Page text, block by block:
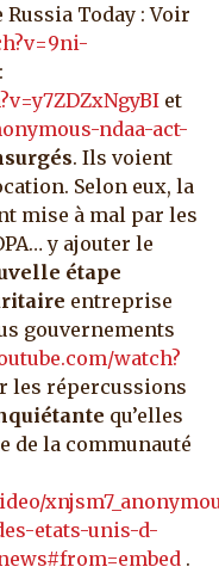
Russia Today : Voir
et
ndaa-act-
. Ils voient
Selon eux, la
mise à mal par les
y ajouter le
étape
entreprise
gouvernements
watch?
les répercussions
qu’elles
de la communauté
etats-unis-d-
.